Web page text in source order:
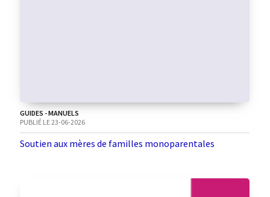
GUIDES - MANUELS
PUBLIÉ LE 23-06-2026
Soutien aux mères de familles monoparentales